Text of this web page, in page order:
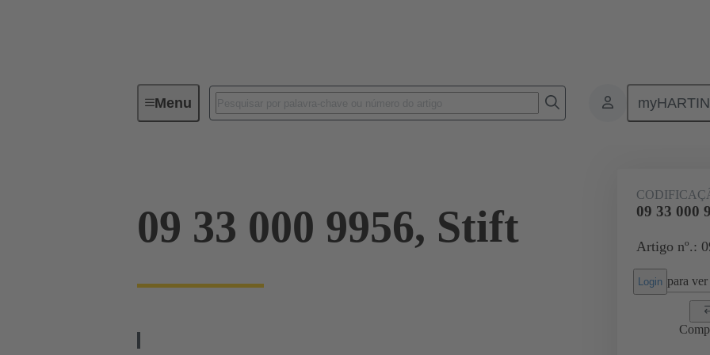
MenuConectores industriais / Han® Série Han-Snap®
09 33 000 9956, Stift 09 33 000
Artigo nº.:
Login para